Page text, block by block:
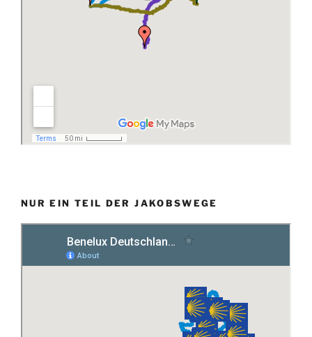
NUR EIN TEIL DER JAKOBSWEGE